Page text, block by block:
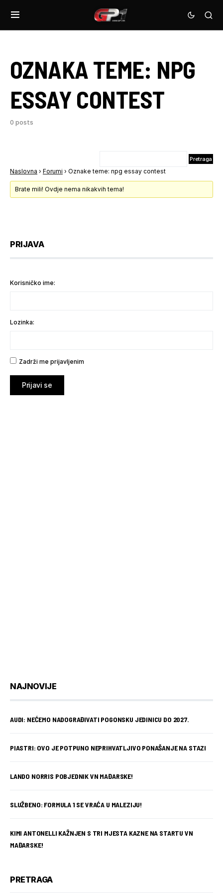
OZNAKA TEME: NPG
ESSAY CONTEST
0 posts
Naslovna › Forumi › Oznake teme: npg essay contest
Brate mili! Ovdje nema nikakvih tema!
PRIJAVA
Korisničko ime:
Lozinka:
Zadrži me prijavljenim
Prijavi se
NAJNOVIJE
AUDI: NEĆEMO NADOGRAĐIVATI POGONSKU JEDINICU DO 2027.
PIASTRI: OVO JE POTPUNO NEPRIHVATLJIVO PONAŠANJE NA STAZI
LANDO NORRIS POBJEDNIK VN MAĐARSKE!
SLUŽBENO: FORMULA 1 SE VRAĆA U MALEZIJU!
KIMI ANTONELLI KAŽNJEN S TRI MJESTA KAZNE NA STARTU VN
MAĐARSKE!
PRETRAGA